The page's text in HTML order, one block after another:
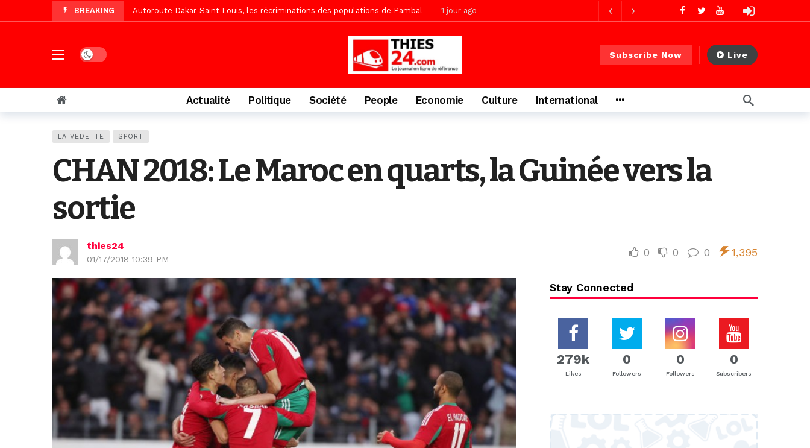
BREAKING Autoroute Dakar-Saint Louis, les récriminations des populations de Pambal 1 jour ago
« Le Parti, la Patrie et la Nation » (Par Moustapha SAMB Responsable de la formation doctorale au Cesti)
Affaire Pape Cheikh Diallo : La liste des bénéficiaires de non-lieu et des prévenus renvoyés en procès
Vidéo/ Magal 2026, le train a transporté 9.651 passagers, l’équivalent de 600 minibus 2 jours ago
Vidéo/ L’arrivée spectaculaire à la gare de Thiès, du dernier train en provenance de Touba 2 jours ago
Vidéo/Gamou Bakhdad chez Boroom Ndaam, sécurité, eau, au coeur des priorités
Adhésion du Mouvement citoyen « ZIGUINCHOR REK » au parti KIIRAY – Les Patriotes Républicains 8 heures ago
Dark mode Subscribe Now Live
Actualité Politique Société People Economie Culture International
LA VEDETTE SPORT
CHAN 2018: Le Maroc en quarts, la Guinée vers la
sortie
thies24
01/17/2018 10:39 PM
0 0 0 1,395
Stay Connected
279k
Likes
0
Followers
0
Followers
0
Subscribers